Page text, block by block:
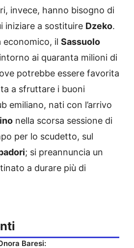
invece, hanno bisogno di
iniziare a sostituire Dzeko.
economico, il Sassuolo
ai quaranta milioni di
potrebbe essere favorita
a sfruttare i buoni
emiliano, nati con l’arrivo
nella scorsa sessione di
per lo scudetto, sul
; si preannuncia un
a durare più di
Baresi: